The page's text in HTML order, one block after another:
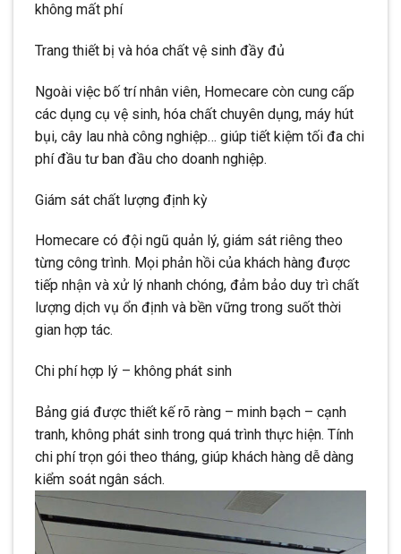
không mất phí
Trang thiết bị và hóa chất vệ sinh đầy đủ
Ngoài việc bố trí nhân viên, Homecare còn cung cấp
các dụng cụ vệ sinh, hóa chất chuyên dụng, máy hút
bụi, cây lau nhà công nghiệp… giúp tiết kiệm tối đa chi
phí đầu tư ban đầu cho doanh nghiệp.
Giám sát chất lượng định kỳ
Homecare có đội ngũ quản lý, giám sát riêng theo
từng công trình. Mọi phản hồi của khách hàng được
tiếp nhận và xử lý nhanh chóng, đảm bảo duy trì chất
lượng dịch vụ ổn định và bền vững trong suốt thời
gian hợp tác.
Chi phí hợp lý – không phát sinh
Bảng giá được thiết kế rõ ràng – minh bạch – cạnh
tranh, không phát sinh trong quá trình thực hiện. Tính
chi phí trọn gói theo tháng, giúp khách hàng dễ dàng
kiểm soát ngân sách.